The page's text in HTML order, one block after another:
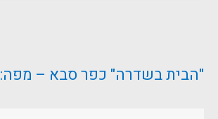
"הבית בשדרה" כפר סבא – מפה: